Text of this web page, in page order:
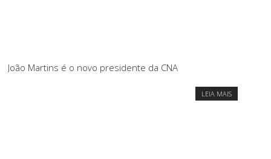
João Martins é o novo presidente da CNA
LEIA MAIS